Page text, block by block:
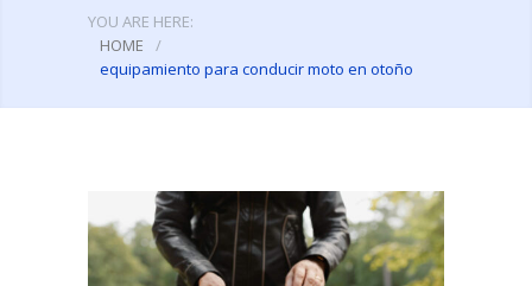
YOU ARE HERE:
HOME
/
equipamiento para conducir moto en otoño